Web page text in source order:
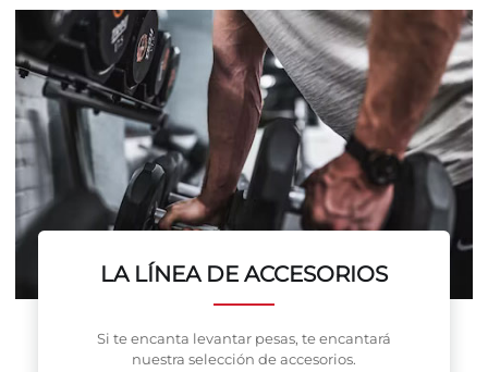
LA LÍNEA DE ACCESORIOS
Si te encanta levantar pesas, te encantará
nuestra selección de accesorios.